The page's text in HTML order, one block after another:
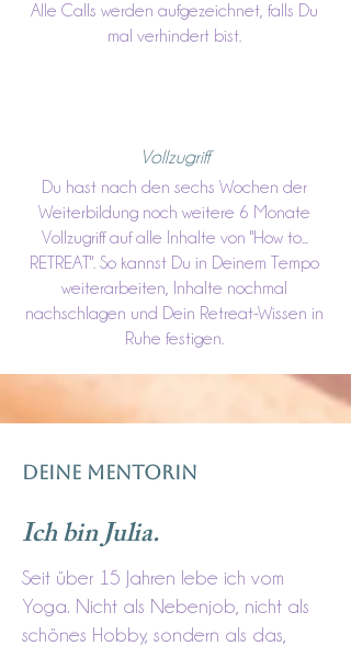
Alle Calls werden aufgezeichnet, falls Du
mal verhindert bist.
Vollzugriff
Du hast nach den sechs Wochen der
Weiterbildung noch weitere 6 Monate
Vollzugriff auf alle Inhalte von "How to...
RETREAT". So kannst Du in Deinem Tempo
weiterarbeiten, Inhalte nochmal
nachschlagen und Dein Retreat-Wissen in
Ruhe festigen.
DEINE MENTORIN
Ich bin Julia.
Seit über 15 Jahren lebe ich vom
Yoga. Nicht als Nebenjob, nicht als
schönes Hobby, sondern als das,